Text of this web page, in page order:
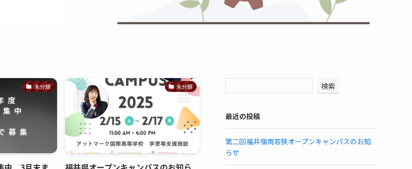
未分類 未分類 検索
最近の投稿
第二回福井嶺南若狭オープンキャンパスのお知
らせ